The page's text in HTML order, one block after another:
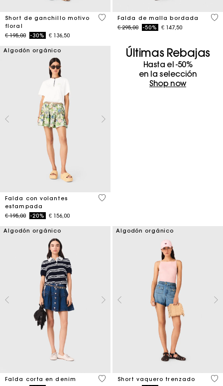
Short de ganchillo motivo
floral
Price reduced from
€ 195,00to-30% € 136,50
5 out of 5 Customer Rating
Falda de malla bordada
Price reduced from
€ 295,00to-50% € 147,50
5
Algodón orgánico
Falda con volantes
estampada
Price reduced from
€ 195,00to-20% € 156,00
4,8 out of 5 Customer Rating
Últimas Rebajas
Hasta el -50%
en la selección
Shop now
Algodón orgánico
Falda corta en denim
4,5 out of 5 Customer Rating
Algodón orgánico
Short vaquero trenzado
4,9